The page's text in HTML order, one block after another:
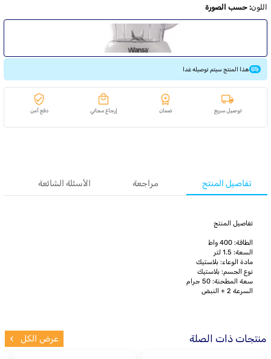
اللون: حسب الصورة
هذا المنتج سيتم توصيله غدا
توصيل سريع ضمان إرجاع مجاني دفع آمن
تفاصيل المنتج مراجعة الأسئلة الشائعة
تفاصيل المنتج
الطاقة: 400 واط
السعة: 1.5 لتر
مادة الوعاء: بلاستيك
نوع الجسم: بلاستيك
سعة المطحنة: 50 جرام
السرعة 2 + النبض
منتجات ذات الصلة عرض الكل